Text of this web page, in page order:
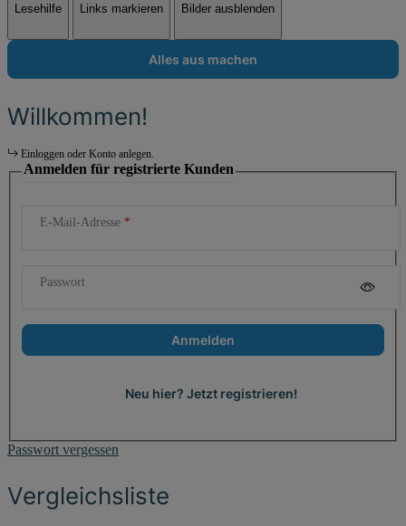
Lesehilfe Links markieren Bilder ausblenden
Alles aus machen
Willkommen!
Einloggen oder Konto anlegen.
Anmelden für registrierte Kunden
E-Mail-Adresse
Passwort
Anmelden
Neu hier? Jetzt registrieren!
Passwort vergessen
Vergleichsliste